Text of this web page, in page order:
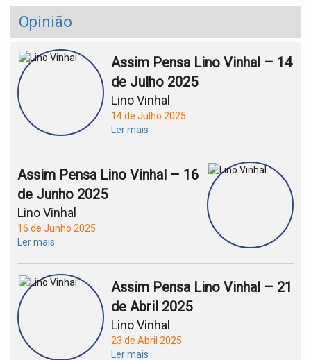
Opinião
Assim Pensa Lino Vinhal – 14
de Julho 2025
Lino Vinhal
14 de Julho 2025
Ler mais
Assim Pensa Lino Vinhal – 16
de Junho 2025
Lino Vinhal
16 de Junho 2025
Ler mais
Assim Pensa Lino Vinhal – 21
de Abril 2025
Lino Vinhal
23 de Abril 2025
Ler mais